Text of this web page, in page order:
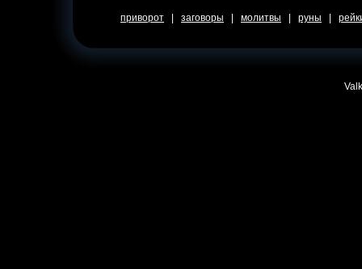
приворот заговоры молитвы руны